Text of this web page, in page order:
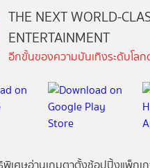
THE NEXT WORLD-
ENTERTAINMENT
อีกขั้นของความบันเทิงระดับโล